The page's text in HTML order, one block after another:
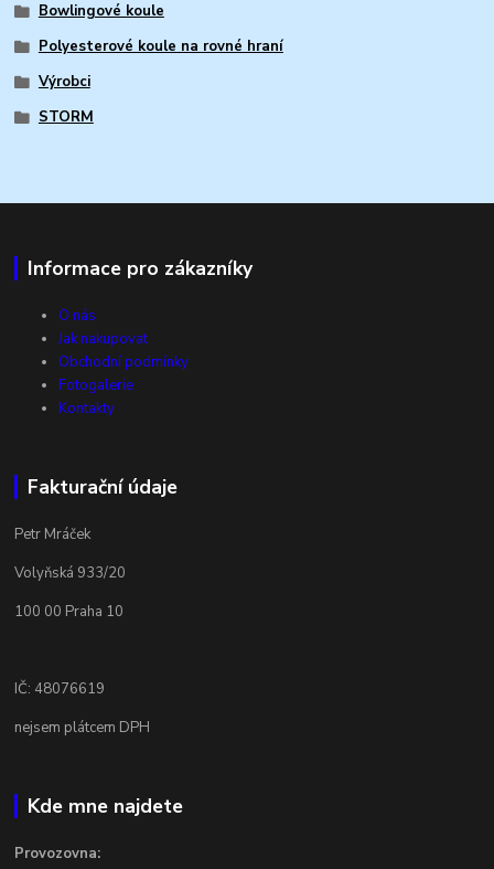
Bowlingové koule
Polyesterové koule na rovné hraní
Výrobci
STORM
Informace pro zákazníky
O nás
Jak nakupovat
Obchodní podmínky
Fotogalerie
Kontakty
Fakturační údaje
Petr Mráček
Volyňská 933/20
100 00 Praha 10
IČ: 48076619
nejsem plátcem DPH
Kde mne najdete
Provozovna: